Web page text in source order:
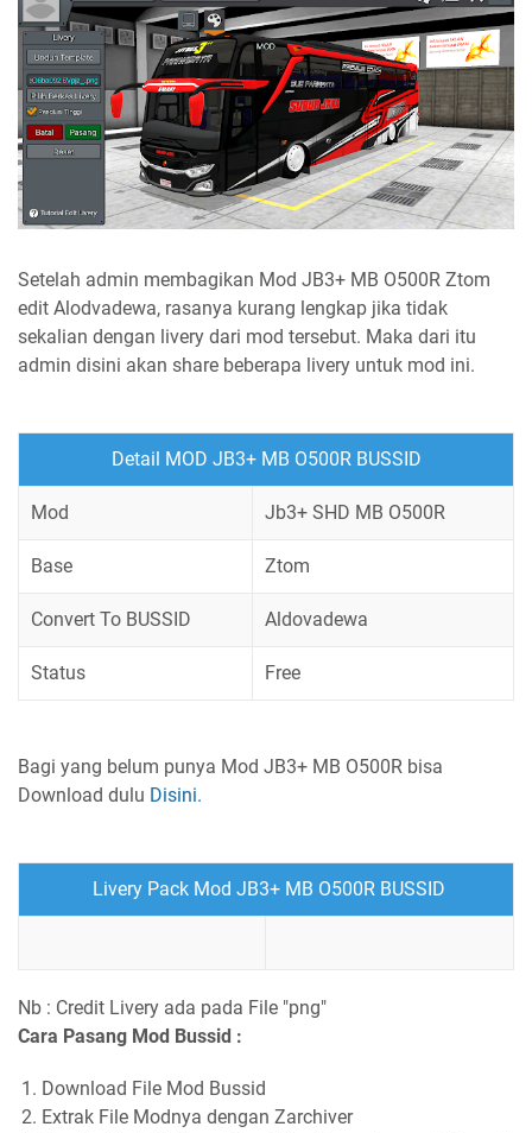
Setelah admin membagikan Mod JB3+ MB O500R Ztom
edit Alodvadewa, rasanya kurang lengkap jika tidak
sekalian dengan livery dari mod tersebut. Maka dari itu
admin disini akan share beberapa livery untuk mod ini.
Detail MOD JB3+ MB O500R BUSSID
Mod Jb3+ SHD MB O500R
Base Ztom
Convert To BUSSID Aldovadewa
Status Free
Bagi yang belum punya Mod JB3+ MB O500R bisa
Download dulu Disini.
Livery Pack Mod JB3+ MB O500R BUSSID
Nb : Credit Livery ada pada File "png"
Cara Pasang Mod Bussid :
Download File Mod Bussid
Extrak File Modnya dengan Zarchiver